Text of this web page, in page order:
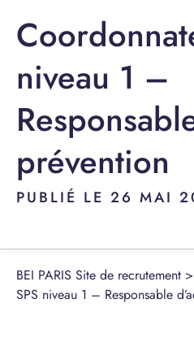
niveau 1 –
prévention
PUBLIÉ LE 26 MAI
BEI PARIS Site de recrutement >
SPS niveau 1 – Responsable